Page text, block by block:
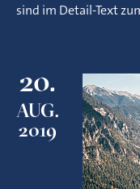
sind im Detail-Text
20.
AUG.
2019